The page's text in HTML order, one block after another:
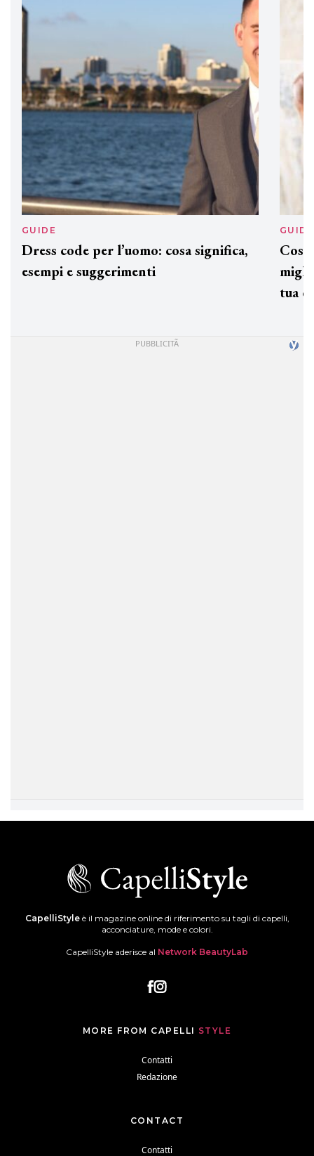
GUIDE
Dress code per l’uomo: cosa significa,
esempi e suggerimenti
GUIDE
tua
CapelliStyleè il magazine online di riferimento su tagli di capelli,
acconciature, mode e colori.
CapelliStyle aderisce al Network BeautyLab
MORE FROM CAPELLI STYLE
Contatti
Redazione
CONTACT
Contatti